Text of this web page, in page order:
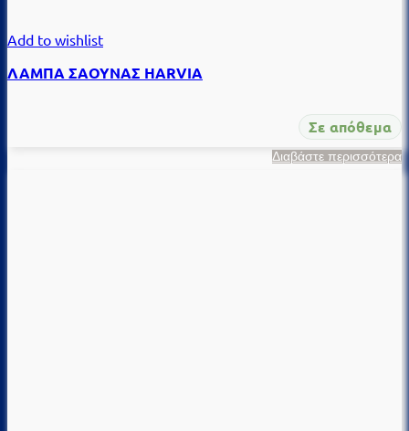
Add to wishlist
ΛΑΜΠΑ ΣΑΟΥΝΑΣ HARVIA
Σε απόθεμα
Διαβάστε περισσότερα